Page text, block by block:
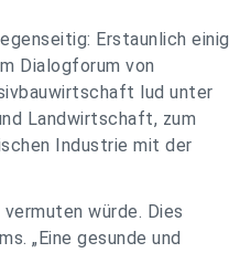
Erstaunlich einig
Dialogforum von
lud unter
Landwirtschaft, zum
Industrie mit der
würde. Dies
„Eine gesunde und